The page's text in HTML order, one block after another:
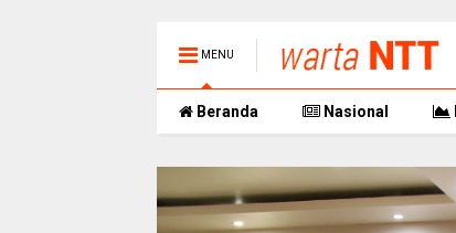
MENU
Beranda Nasional